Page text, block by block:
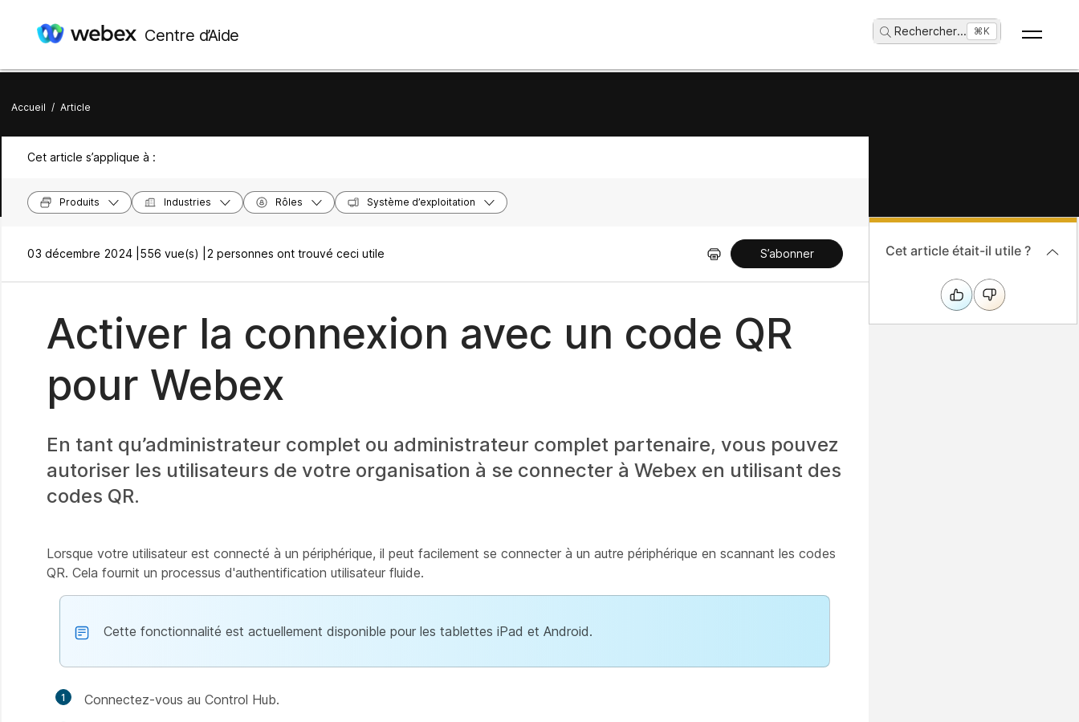
Centre d’Aide Rechercher... ⌘K
Accueil / Article
Cet article s’applique à :
Produits Industries Rôles Système d’exploitation
03 décembre 2024 | 556 vue(s) | 2 personnes ont trouvé ceci utile S’abonner
Activer la connexion avec un code QR
pour Webex
En tant qu’administrateur complet ou administrateur complet partenaire, vous pouvez
autoriser les utilisateurs de votre organisation à se connecter à Webex en utilisant des
codes QR.
Lorsque votre utilisateur est connecté à un périphérique, il peut facilement se connecter à un autre périphérique en scannant les codes
QR. Cela fournit un processus d'authentification utilisateur fluide.
Cette fonctionnalité est actuellement disponible pour les tablettes iPad et Android.
1 Connectez-vous au Control Hub.
Cet article était-il utile ?